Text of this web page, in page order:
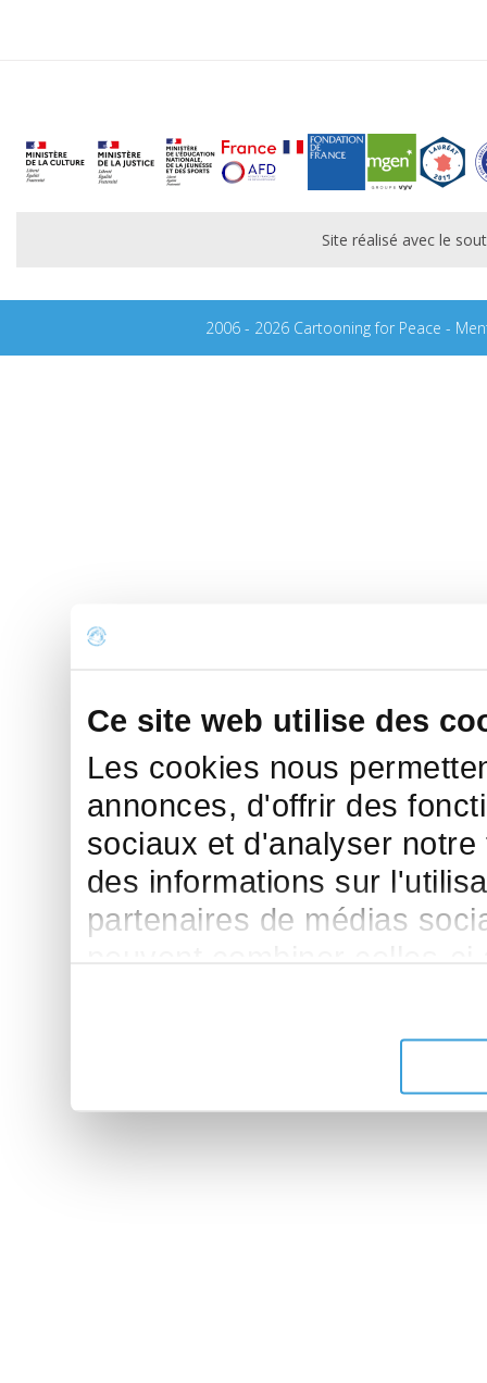
Ce site web utilise des
Les cookies nous
annonces, d'offrir des
sociaux et d'analyser
des informations sur
partenaires de médias
Site réalisé avec le
2006 - 2026 Cartooning for Peace -